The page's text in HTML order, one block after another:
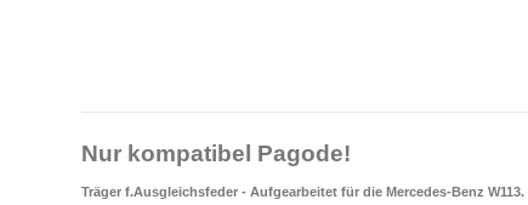
Nur kompatibel Pagode!
Träger f.Ausgleichsfeder - Aufgearbeitet für die Mercedes-Benz W113.